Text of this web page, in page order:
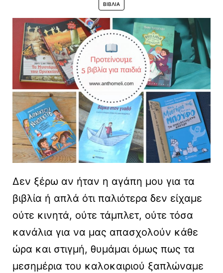
ΒΙΒΛΊΑ
Δεν ξέρω αν ήταν η αγάπη μου για τα
βιβλία ή απλά ότι παλιότερα δεν είχαμε
ούτε κινητά, ούτε τάμπλετ, ούτε τόσα
κανάλια για να μας απασχολούν κάθε
ώρα και στιγμή, θυμάμαι όμως πως τα
μεσημέρια του καλοκαιριού ξαπλώναμε